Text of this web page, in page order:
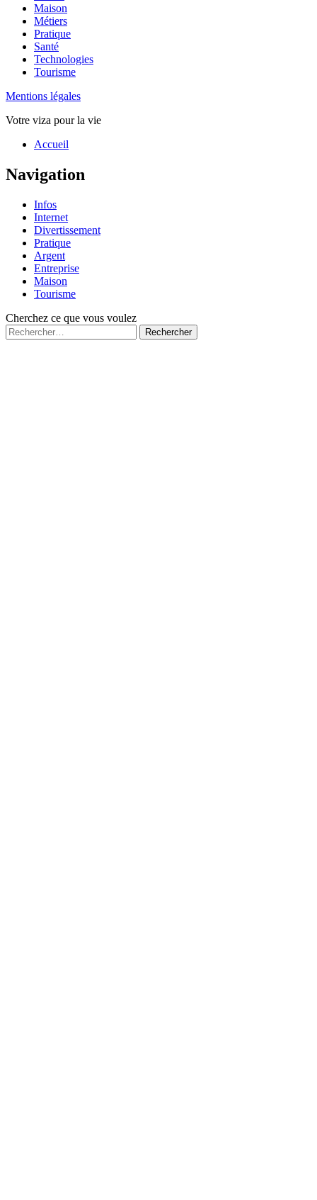
Maison
Métiers
Pratique
Santé
Technologies
Tourisme
Mentions légales
Votre viza pour la vie
Haut
page
Accueil
Navigation
Infos
Internet
Divertissement
Pratique
Argent
Entreprise
Maison
Tourisme
Cherchez ce que vous voulez
Rechercher :